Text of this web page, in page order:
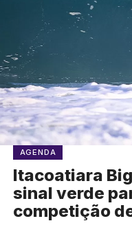
AGENDA
Itacoatiara
sinal verde
competição